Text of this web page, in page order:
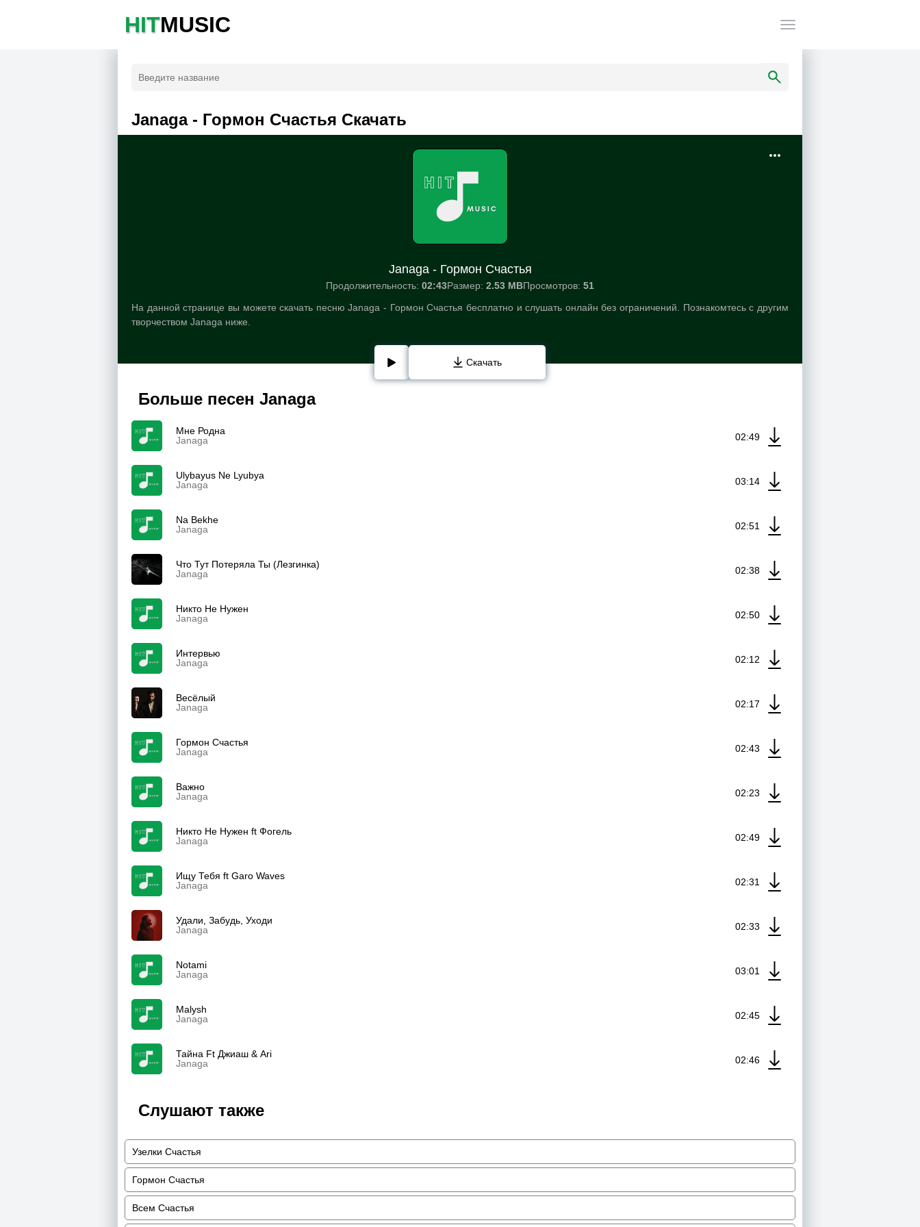
HITMUSIC
Janaga - Гормон Счастья Скачать
Janaga - Гормон Счастья
Продолжительность: 02:43Размер: 2.53 MBПросмотров: 51
На данной странице вы можете скачать песню Janaga - Гормон Счастья бесплатно и слушать онлайн без ограничений. Познакомтесь с другим
творчеством Janaga ниже.
Скачать
Больше песен Janaga
Мне Родна
Janaga
02:49
Ulybayus Ne Lyubya
Janaga
03:14
Na Bekhe
Janaga
02:51
Что Тут Потеряла Ты (Лезгинка)
Janaga
02:38
Никто Не Нужен
Janaga
02:50
Интервью
Janaga
02:12
Весёлый
Janaga
02:17
Гормон Счастья
Janaga
02:43
Важно
Janaga
02:23
Никто Не Нужен ft Фогель
Janaga
02:49
Ищу Тебя ft Garo Waves
Janaga
02:31
Удали, Забудь, Уходи
Janaga
02:33
Notami
Janaga
03:01
Malysh
Janaga
02:45
Тайна Ft Джиаш & Ari
Janaga
02:46
Слушают также
Узелки Счастья
Гормон Счастья
Всем Счастья